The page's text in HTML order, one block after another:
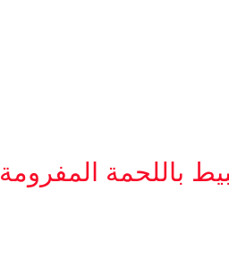
باللحمة المفرومة